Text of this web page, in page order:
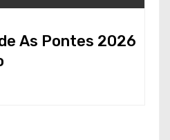
As Pontes 2026